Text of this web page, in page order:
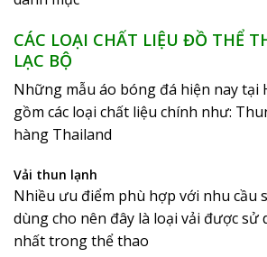
CÁC LOẠI CHẤT LIỆU ĐỒ THỂ
LẠC BỘ
Những mẫu áo bóng đá hiện nay tại
gồm các loại chất liệu chính như:
hàng Thailand
Vải thun lạnh
Nhiều ưu điểm phù hợp với nhu cầu
dùng cho nên đây là loại vải được sử
nhất trong thể thao